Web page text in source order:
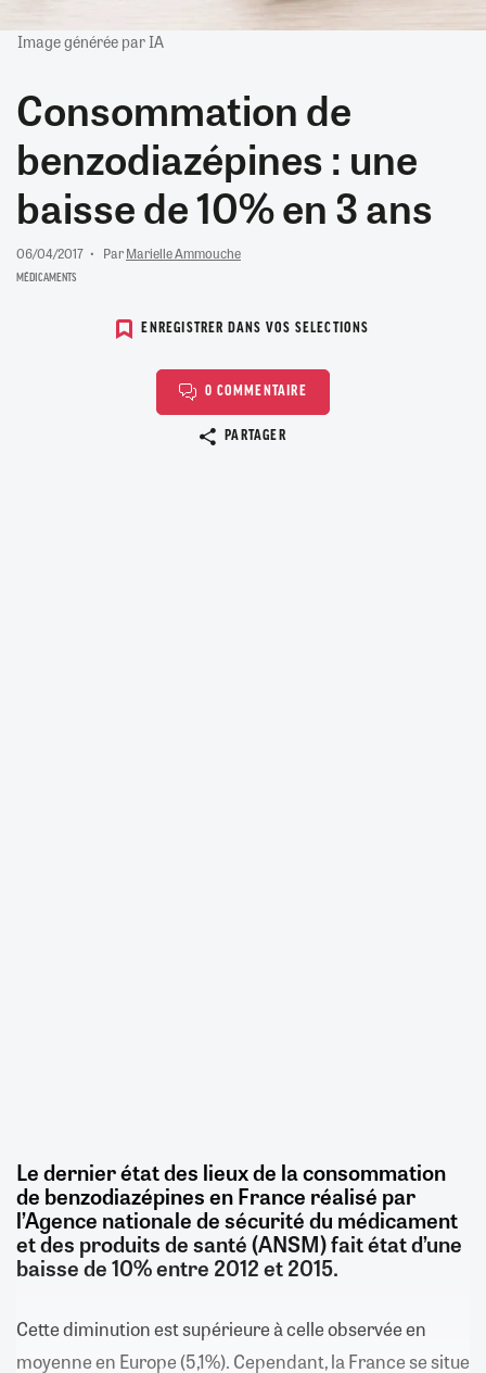
Image générée par IA
Consommation de
benzodiazépines : une
baisse de 10% en 3 ans
06/04/2017 ParMarielle Ammouche
MÉDICAMENTS
ENREGISTRER DANS VOS SELECTIONS
0 COMMENTAIRE
PARTAGER
Le dernier état des lieux de la consommation
de benzodiazépines en France réalisé par
l’Agence nationale de sécurité du médicament
et des produits de santé (ANSM) fait état d’une
baisse de 10% entre 2012 et 2015.
Cette diminution est supérieure à celle observée en
moyenne en Europe (5,1%). Cependant, la France se situe